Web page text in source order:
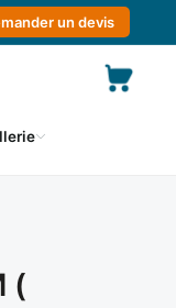
un devis
(